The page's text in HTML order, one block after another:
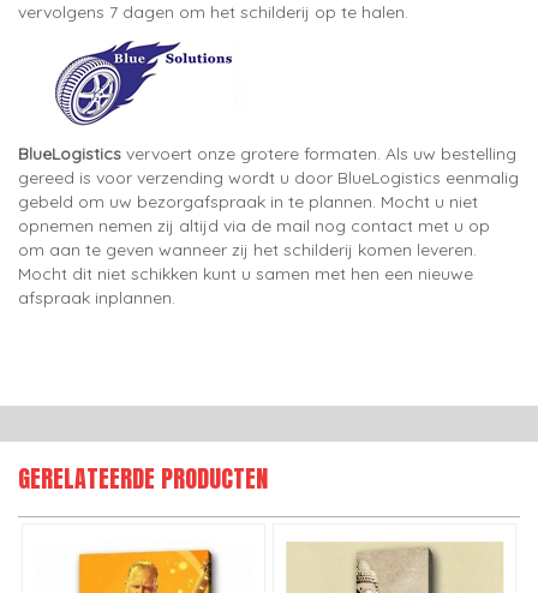
vervolgens 7 dagen om het schilderij op te halen.
BlueLogistics vervoert onze grotere formaten. Als uw bestelling
gereed is voor verzending wordt u door BlueLogistics eenmalig
gebeld om uw bezorgafspraak in te plannen. Mocht u niet
opnemen nemen zij altijd via de mail nog contact met u op
om aan te geven wanneer zij het schilderij komen leveren.
Mocht dit niet schikken kunt u samen met hen een nieuwe
afspraak inplannen.
GERELATEERDE PRODUCTEN